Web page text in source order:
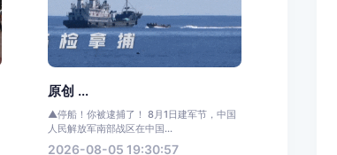
原创 ...
▲停船！你被逮捕了！ 8月1日建军节，中国
人民解放军南部战区在中国...
2026-08-05 19:30:57